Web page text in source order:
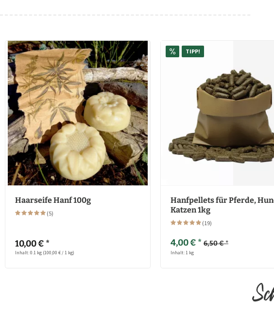
Haarseife Hanf 100g
(5)
10,00 € *
Inhalt: 0.1 kg (100,00 € / 1 kg)
TIPP!
Hanfpellets für Pferde,
Katzen 1kg
(19)
4,00 € * 6,50 € *
Inhalt: 1 kg